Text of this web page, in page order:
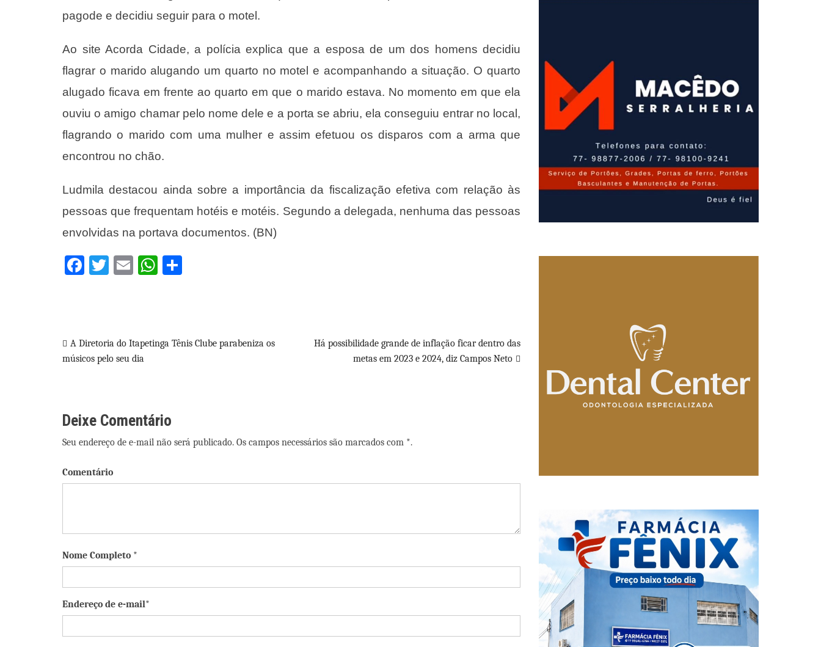
pagode e decidiu seguir para o motel.
Ao site Acorda Cidade, a polícia explica que a esposa de um dos homens decidiu
flagrar o marido alugando um quarto no motel e acompanhando a situação. O quarto
alugado ficava em frente ao quarto em que o marido estava. No momento em que ela
ouviu o amigo chamar pelo nome dele e a porta se abriu, ela conseguiu entrar no local,
flagrando o marido com uma mulher e assim efetuou os disparos com a arma que
encontrou no chão.
Ludmila destacou ainda sobre a importância da fiscalização efetiva com relação às
pessoas que frequentam hotéis e motéis. Segundo a delegada, nenhuma das pessoas
envolvidas na portava documentos. (BN)
Facebook
Twitter
EmailWhatsApp
Navegação
Post
A Diretoria do Itapetinga Tênis Clube parabeniza os
músicos pelo seu dia
Há possibilidade grande de inflação ficar dentro das
metas em 2023 e 2024, diz Campos Neto
Deixe Comentário
Seu endereço de e-mail não será publicado. Os campos necessários são marcados com *.
Comentário
Nome Completo *
Endereço de e-mail*